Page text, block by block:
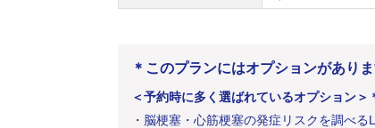
＊このプランにはオプションがあり
＜予約時に多く選ばれているオプション＞
・ 脳梗塞・心筋梗塞の発症リスクを調べる